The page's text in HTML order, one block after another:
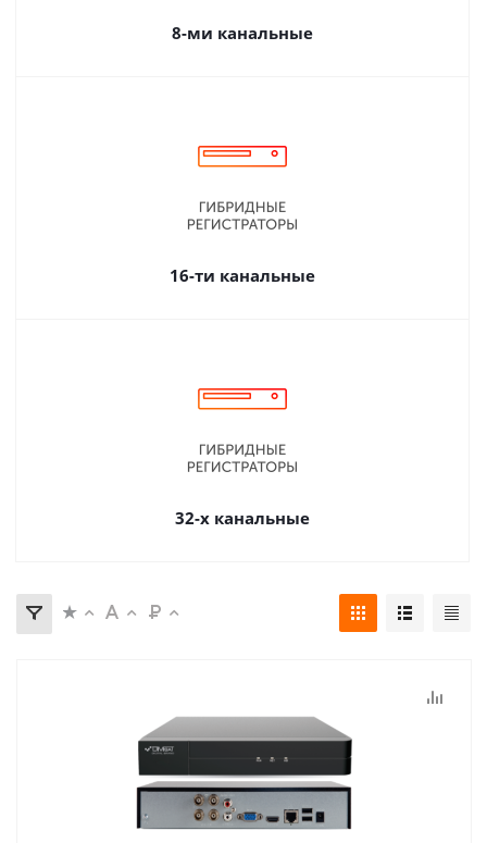
8-ми канальные
16-ти канальные
32-х канальные